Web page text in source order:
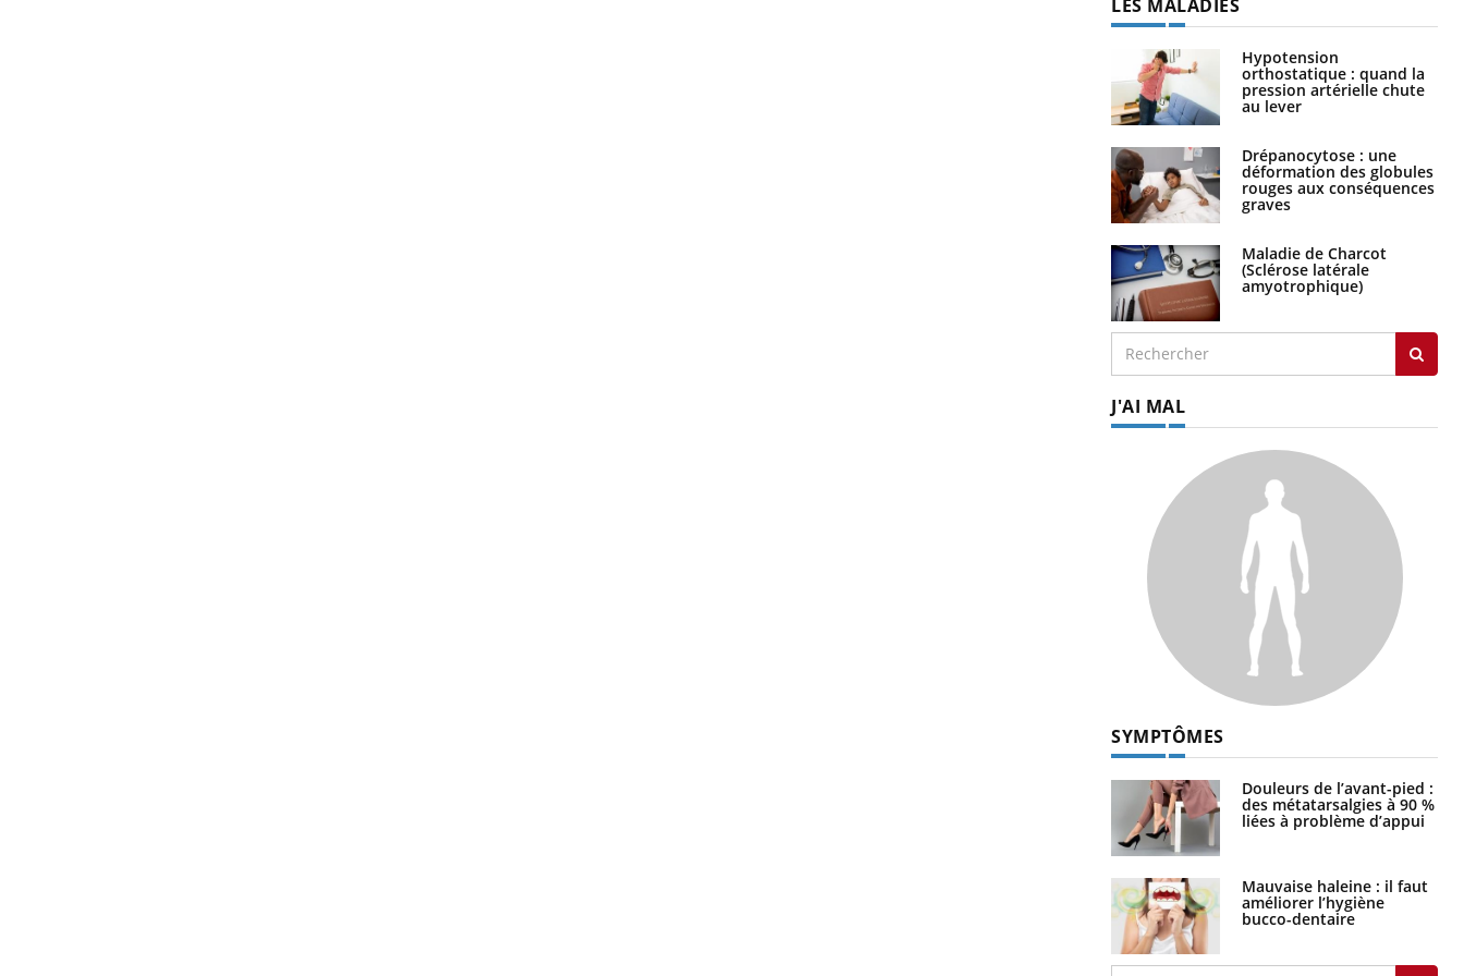
LES MALADIES
Hypotension
orthostatique : quand la
pression artérielle chute
au lever
Drépanocytose : une
déformation des globules
rouges aux conséquences
graves
Maladie de Charcot
(Sclérose latérale
amyotrophique)
J'AI MAL
SYMPTÔMES
Douleurs de l’avant-pied :
des métatarsalgies à 90 %
liées à problème d’appui
Mauvaise haleine : il faut
améliorer l’hygiène
bucco-dentaire